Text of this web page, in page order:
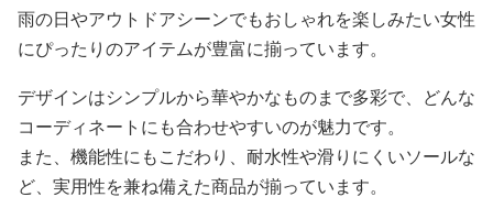
雨の日やアウトドアシーンでもおしゃれを楽しみたい女性
にぴったりのアイテムが豊富に揃っています。
デザインはシンプルから華やかなものまで多彩で、どんな
コーディネートにも合わせやすいのが魅力です。
また、機能性にもこだわり、耐水性や滑りにくいソールな
ど、実用性を兼ね備えた商品が揃っています。